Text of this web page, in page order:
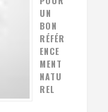
UN
BON
RÉFÉR
ENCE
MENT
NATU
REL